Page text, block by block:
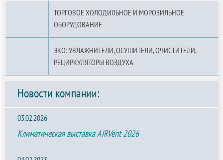
ТОРГОВОЕ ХОЛОДИЛЬНОЕ И МОРОЗИЛЬНОЕ
ОБОРУДОВАНИЕ
ЭКО: УВЛАЖНИТЕЛИ, ОСУШИТЕЛИ, ОЧИСТИТЕЛИ,
РЕЦИРКУЛЯТОРЫ ВОЗДУХА
Новости компании:
03.02.2026
Климатическая выставка AIRVent 2026